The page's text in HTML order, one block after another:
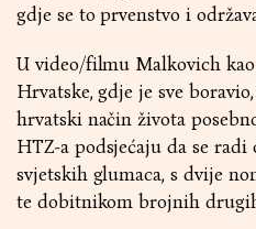
gdje se to prvenstvo i
U video/filmu Malkovich
Hrvatske, gdje je sve
hrvatski način života
HTZ-a podsjećaju da se
svjetskih glumaca, s dvije
te dobitnikom brojnih